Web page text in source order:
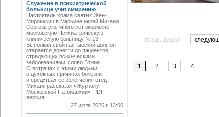
Служение в психиатрической
больнице учит смирению
Настоятель храма святых Жен-
Мироносиц в Марьине иерей Михаил
Сергеев уже много лет окормляет
московскую Психиатрическую
клиническую больницу № 13.
Выполняя свой пастырский долг, он
старается донести до пациентов,
страдающих психическими
заболеваниями, слово Божие.
О встречах с этими людьми,
о духовных причинах болезни
и средствах ее облегчения отец
Михаил рассказал «Журналу
Московской Патриархии». PDF-
версия.
27 июля 2026 г. 13:00
← предыдущая
1 2 3 4